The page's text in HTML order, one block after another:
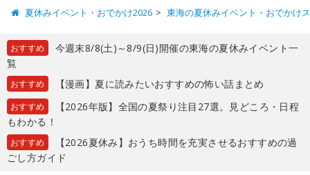
夏休みイベント・おでかけ2026 東海の夏休みイベント・おでかけ
おすすめ
今週末8/8(土)～8/9(日)開催の東海の夏休みイベント一
覧
おすすめ 【漫画】夏に読みたいおすすめの怖い話まとめ
おすすめ
【2026年版】全国の夏祭り注目27選。見どころ・日程
もわかる！
おすすめ
【2026夏休み】おうち時間を充実させるおすすめの過
ごし方ガイド